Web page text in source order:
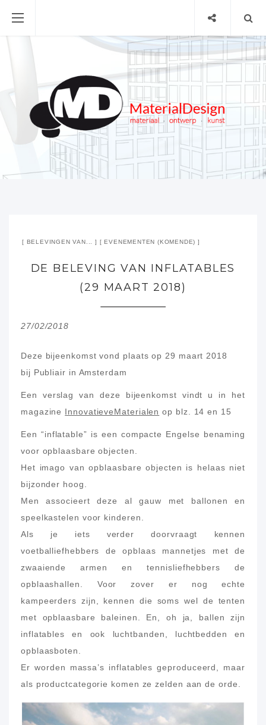
BELEVINGEN VAN... EVENEMENTEN (KOMENDE)
DE BELEVING VAN INFLATABLES
(29 MAART 2018)
27/02/2018
Deze bijeenkomst vond plaats op 29 maart 2018
bij Publiair in Amsterdam
Een verslag van deze bijeenkomst vindt u in het
magazine InnovatieveMaterialen op blz. 14 en 15
Een “inflatable” is een compacte Engelse benaming
voor opblaasbare objecten.
Het imago van opblaasbare objecten is helaas niet
bijzonder hoog.
Men associeert deze al gauw met ballonen en
speelkastelen voor kinderen.
Als je iets verder doorvraagt kennen
voetballiefhebbers de opblaas mannetjes met de
zwaaiende armen en tennisliefhebbers de
opblaashallen. Voor zover er nog echte
kampeerders zijn, kennen die soms wel de tenten
met opblaasbare baleinen. En, oh ja, ballen zijn
inflatables en ook luchtbanden, luchtbedden en
opblaasboten.
Er worden massa’s inflatables geproduceerd, maar
als productcategorie komen ze zelden aan de orde.